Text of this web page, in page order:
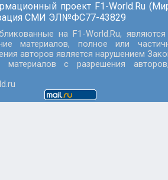
проект F1-World.Ru
СМИ ЭЛ№ФС77-43829
на F1-World.Ru,
материалов, полное или
авторов является нарушением
материалов с разрешения